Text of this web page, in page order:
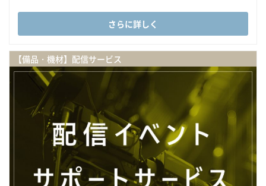
さらに詳しく
【備品・機材】配信サービス